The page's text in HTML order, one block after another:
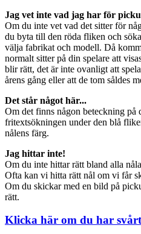
Jag vet inte vad jag har för
Om du inte vet vad det sitter för
du byta till den röda fliken och
välja fabrikat och modell. Då
normalt sitter på din spelare att
blir rätt, det är inte ovanligt att
årens gång eller att de tom såldes
Det står något här...
Om det finns någon beteckning
fritextsökningen under den blå
nålens färg.
Jag hittar inte!
Om du inte hittar rätt bland alla
Ofta kan vi hitta rätt nål om vi får
Om du skickar med en bild på
rätt.
Klicka här om du har